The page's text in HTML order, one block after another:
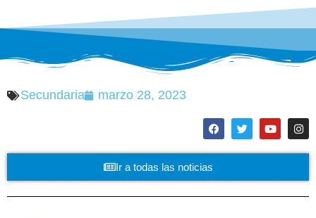
Secundaria marzo 28, 2023
Ir a todas las noticias